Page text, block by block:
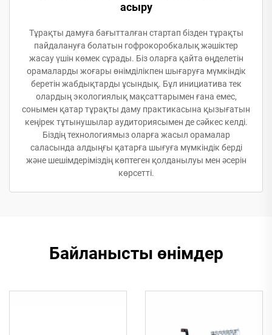
асыру
Тұрақты дамуға бағытталған стартап бізден тұрақты
пайдалануға болатын гофрокоробкалық жәшіктер
жасау үшін көмек сұрады. Біз оларға қайта өңделетін
орамаларды жоғары өнімділікпен шығаруға мүмкіндік
беретін жабдықтарды ұсындық. Бұл инициатива тек
олардың экологиялық мақсаттарымен ғана емес,
сонымен қатар тұрақты даму практикасына қызығатын
кеңірек тұтынушылар аудиториясымен де сәйкес келді.
Біздің технологиямыз оларға жасыл орамалар
саласында алдыңғы қатарға шығуға мүмкіндік берді
және шешімдеріміздің көптеген қолданылуы мен әсерін
көрсетті.
Байланысты өнімдер